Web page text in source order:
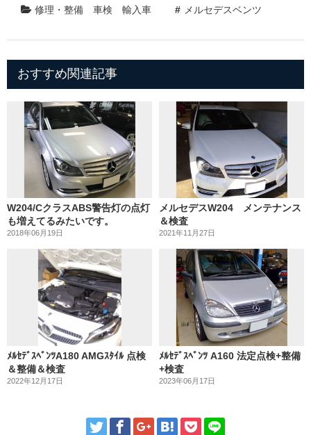
修理・整備 車検 輸入車 メルセデスベンツ
おすすめ関連記事
W204/CクラスABS警告灯の点灯
も増えてるみたいです。
2018年06月19日
メルセデスW204 メンテナンス
＆検査
2021年11月27日
ﾒﾙｾﾃﾞｽﾍﾞﾝﾂA180 AMGｽﾀｲﾙ 点検
＆整備＆検査
2022年12月17日
ﾒﾙｾﾃﾞｽﾍﾞﾝﾂ A160 法定点検+整備
+検査
2023年06月17日